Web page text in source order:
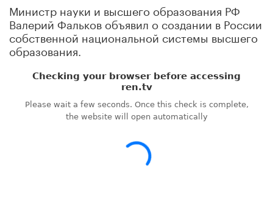
Министр науки и высшего образования РФ
Валерий Фальков объявил о создании в России
собственной национальной системы высшего
образования.